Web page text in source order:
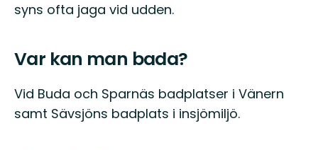
syns ofta jaga vid udden.
Var kan man bada?
Vid Buda och Sparnäs badplatser i Vänern
samt Sävsjöns badplats i insjömiljö.